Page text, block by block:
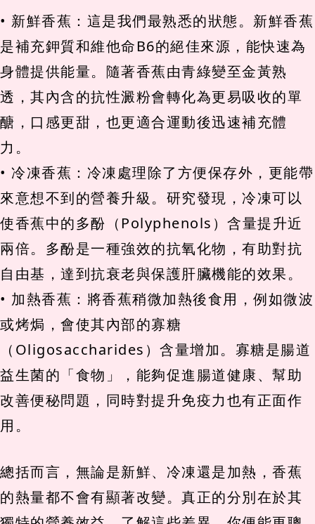
• 新鮮香蕉：這是我們最熟悉的狀態。新鮮香蕉
是補充鉀質和維他命B6的絕佳來源，能快速為
身體提供能量。隨著香蕉由青綠變至金黃熟
透，其內含的抗性澱粉會轉化為更易吸收的單
醣，口感更甜，也更適合運動後迅速補充體
力。
• 冷凍香蕉：冷凍處理除了方便保存外，更能帶
來意想不到的營養升級。研究發現，冷凍可以
使香蕉中的多酚（Polyphenols）含量提升近
兩倍。多酚是一種強效的抗氧化物，有助對抗
自由基，達到抗衰老與保護肝臟機能的效果。
• 加熱香蕉：將香蕉稍微加熱後食用，例如微波
或烤焗，會使其內部的寡糖
（Oligosaccharides）含量增加。寡糖是腸道
益生菌的「食物」，能夠促進腸道健康、幫助
改善便秘問題，同時對提升免疫力也有正面作
用。
總括而言，無論是新鮮、冷凍還是加熱，香蕉
的熱量都不會有顯著改變。真正的分別在於其